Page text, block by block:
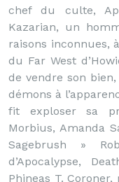
chef du culte,
Kazarian, un
raisons inconnues,
du Far West
de vendre son
démons à
fit exploser sa
Morbius, Amanda
Sagebrush »
d’Apocalypse,
Phineas T.